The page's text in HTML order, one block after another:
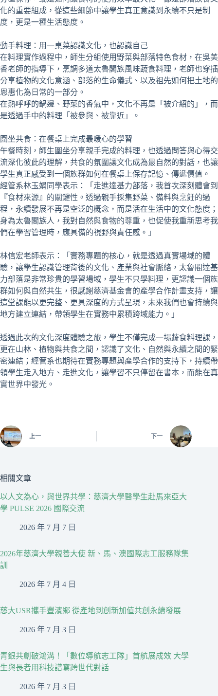
化的重要組成，從這些細節中讓學生真正意識到永續不只是制
度，更是一種生活態度。
動手料理：用一桌菜認識文化，也認識自己
在料理實作過程中，師生分組使用野菜與部落特色食材，在吳美
香老師的指導下，烹調多道太魯閣族風味蔬食料理，老師也穿插
分享植物的文化意涵、部落的生命儀式、以及祖先如何把土地的
恩惠化為日常的一部分。
在熱呼呼的鍋邊、野菜的香氣中，文化不再是「被介紹的」，而
是透過手中的料理「被參與、被靠近」。
圍坐共食：在餐桌上完成最暖心的學習
午餐時刻，師生圍坐分享親手完成的料理，也透過問答與心得交
流深化彼此的理解，共食的氛圍讓文化成為最自然的對話，也讓
學生真正感受到一個族群如何在餐桌上保存記憶、傳遞價值。
經管系林玉娟同學表示：「走進達基力部落，我首次深刻體會到
『食材來源』的關鍵性。透過親手採集野菜、備料與烹飪的過
程，永續發展不再是空泛的概念，而是活在生活中的文化態度；
身為太魯閣族人，我對自然與食物的尊重，也促使我重新思考我
們在學習管理時，應具備的視野與責任感。」
林信宏老師表示：「實務專題的核心，就是透過真實場域的體
驗，讓學生認識管理背後的文化、產業與社會脈絡，太魯閣達基
力部落是非常珍貴的學習場域，學生不只學料理，更認識一個族
群如何與自然共生，很感謝慈濟基金會的產學合作計畫支持，讓
這堂課能以更完整、更具深度的方式呈現，未來我們也會持續與
地方建立連結，帶領學生在實務中累積跨域能力。」
透過此次的文化深度體驗之旅，學生不僅完成一場蔬食料理課，
更在山林、植物與共食之間，認識了文化、自然與永續之間的緊
密連結；經管系也期待在實務專題與產學合作的支持下，持續帶
領學生走入地方、走進文化，讓學習不只停留在書本，而能在真
實世界中發光。
上一 下一
相關文章
以人文為心，與世界共學：慈濟大學醫學生赴馬來亞大
學 PULSE 2026 國際交流
2026 年 7 月 7 日
2026年慈濟大學親善大使 新、馬、澳國際志工服務隊集
訓
2026 年 7 月 4 日
慈大USR攜手豐濱鄉 從產地到創新加值共創永續發展
2026 年 7 月 3 日
青銀共創破鴻溝！「數位導航志工隊」首航展成效 大學
生與長者用科技譜寫跨世代對話
2026 年 7 月 3 日